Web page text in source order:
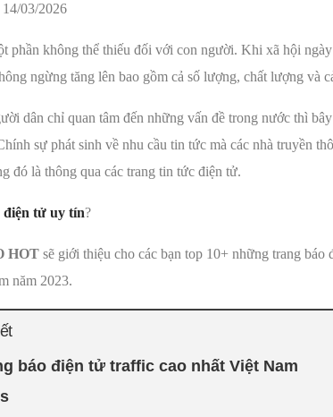
03/2026
phần không thể thiếu đối với con người. Khi xã hội
ngừng tăng lên bao gồm cả số lượng, chất lượng và
dân chỉ quan tâm đến những vấn đề trong nước thì
sự phát sinh về nhu cầu tin tức mà các nhà truyền
đó là thông qua các trang tin tức điện tử.
điện tử uy tín?
HOT sẽ giới thiệu cho các bạn top 10+ những trang
năm 2023.
báo điện tử traffic cao nhất Việt Nam